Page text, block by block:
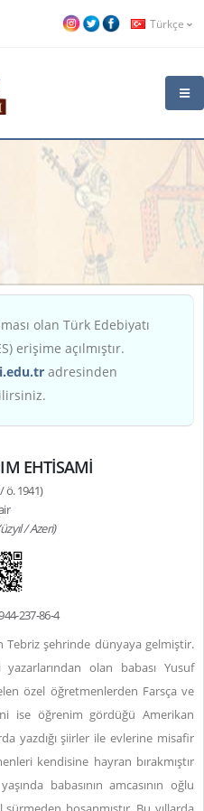
Türkçe
olan Türk Edebiyatı
erişime açılmıştır.
adresinden
EHTİSAMİ
ö. 1941)
/ Azeri)
237-86-4
Tebriz şehrinde dünyaya gelmiştir.
olan babası Yusuf
özel öğretmenlerden Farsça ve
ise öğrenim gördüğü Amerikan
yazdığı şiirler ile evlerine misafir
kendisine hayran bırakmıştır
babasının amcasının oğlu